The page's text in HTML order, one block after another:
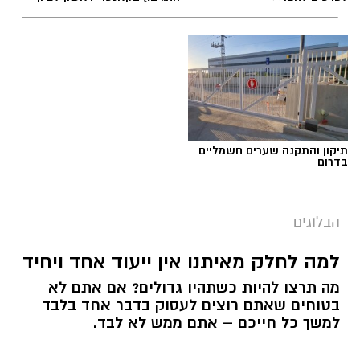
תיקון והתקנה שערים חשמליים
בדרום
הבלוגים
למה לחלק מאיתנו אין ייעוד אחד ויחיד
מה תרצו להיות כשתהיו גדולים? אם אתם לא
בטוחים שאתם רוצים לעסוק בדבר אחד בלבד
למשך כל חייכם – אתם ממש לא לבד.